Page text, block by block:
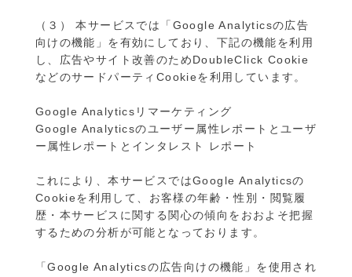
（３） 本サービスでは「Google Analyticsの広告
向けの機能」を有効にしており、下記の機能を利用
し、広告やサイト改善のためDoubleClick Cookie
などのサードパーティCookieを利用しています。
Google Analyticsリマーケティング
Google Analyticsのユーザー属性レポートとユーザ
ー属性レポートとインタレスト レポート
これにより、本サービスではGoogle Analyticsの
Cookieを利用して、お客様の年齢・性別・閲覧履
歴・本サービスに関する関心の傾向をおおよそ把握
するための分析が可能となっております。
「Google Analyticsの広告向けの機能」を使用され